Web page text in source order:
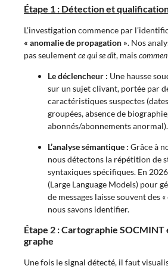
Étape 1 : Détection et
L’investigation commence par
« anomalie de propagation ». Nos
pas seulementce qui se dit, mais
Le déclencheur : Une hausse
sur un sujet clivant, portée par
caractéristiques suspectes
groupées, absence de
abonnés/abonnements anormal).
L’analyse sémantique : Grâce à
nous détectons la répétition de
syntaxiques spécifiques. En
(Large Language Models) pour
de messages laisse souvent des
nous savons identifier.
Étape 2 : Cartographie SOCMINT
graphe
Une fois le signal détecté, il faut